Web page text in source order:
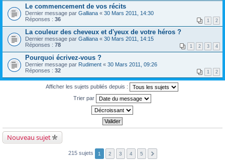
Le commencement de vos récits
Dernier message par Galliana « 30 Mars 2011, 14:30
Réponses : 36 1 2
La couleur des cheveux et d'yeux de votre héros ?
Dernier message par Galliana « 30 Mars 2011, 14:15
Réponses : 78 1 2 3 4
Pourquoi écrivez-vous ?
Dernier message par Rudiment « 30 Mars 2011, 09:26
Réponses : 32 1 2
Afficher les sujets publiés depuis :
Trier par
Nouveau sujet
215 sujets 1 2 3 4 5